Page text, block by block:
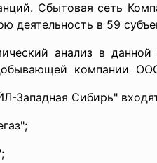
Сбытовая сеть
деятельность в 59
анализ в
компании
Западная Сибирь"